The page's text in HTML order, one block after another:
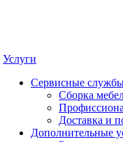
Услуги
Сервисные
Сборка
Доставка и
Дополнительные